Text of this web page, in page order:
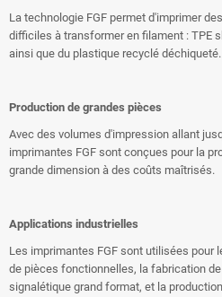
La technologie FGF permet d'imprimer
difficiles à transformer en filament : TPE
ainsi que du plastique recyclé déchiqueté.
Production de grandes pièces
Avec des volumes d'impression allant
imprimantes FGF sont conçues pour la
grande dimension à des coûts maîtrisés.
Applications industrielles
Les imprimantes FGF sont utilisées pour
de pièces fonctionnelles, la fabrication
signalétique grand format, et la